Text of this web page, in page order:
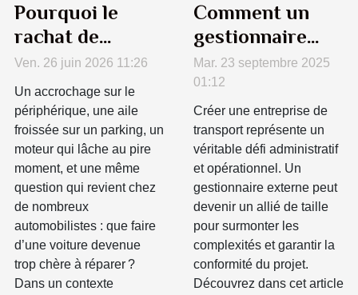
Pourquoi le
rachat de
véhicules
accidentés
séduit de plus
en plus de
particuliers
Ven. 26 juin 2026 11:26
Un accrochage sur le
périphérique, une aile
froissée sur un parking, un
moteur qui lâche au pire
moment, et une même
question qui revient chez
de nombreux
automobilistes : que faire
d’une voiture devenue
trop chère à réparer ?
Dans un contexte
Comment un
gestionnaire
externe peut
faciliter la
création de
votre entreprise
de transport ?
Mar. 23 septembre 2025
01:12
Créer une entreprise de
transport représente un
véritable défi administratif
et opérationnel. Un
gestionnaire externe peut
devenir un allié de taille
pour surmonter les
complexités et garantir la
conformité du projet.
Découvrez dans cet article